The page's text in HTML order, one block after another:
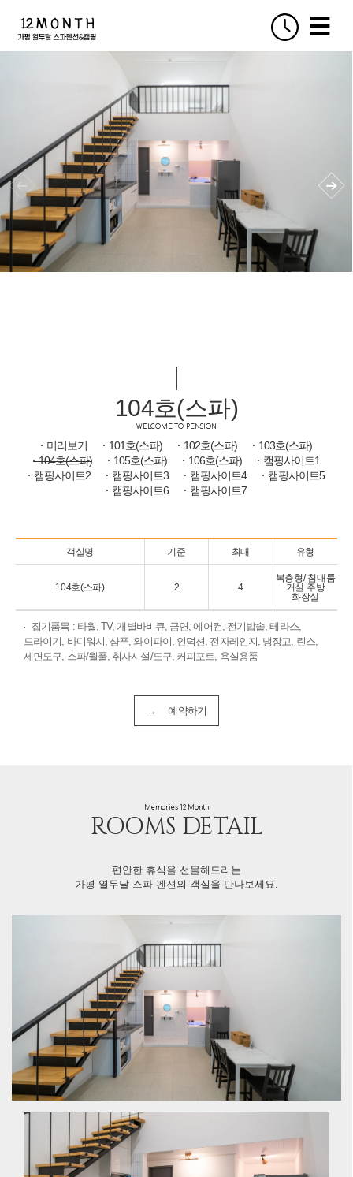
104호(스파)
WELCOME TO PENSION
미리보기 101호(스파) 102호(스파)
103호(스파)
104호(스파)
105호(스파) 106호(스파)
캠핑사이트1
캠핑사이트2
캠핑사이트3 캠핑사이트4
캠핑사이트5
캠핑사이트6
캠핑사이트7
객실명 기준 최대 유형
104호(스파) 2 4
복층형/ 침대룸
거실 주방
화장실
집기품목 : 타월, TV, 개별바비큐, 금연, 에어컨, 전기밥솥, 테라스,
드라이기, 바디워시, 샴푸, 와이파이, 인덕션, 전자레인지, 냉장고, 린스,
세면도구, 스파/월풀, 취사시설/도구, 커피포트, 욕실용품
→ 예약하기
Memories 12 Month
ROOMS DETAIL
편안한 휴식을 선물해드리는
가평 열두달 스파 펜션의 객실을 만나보세요.